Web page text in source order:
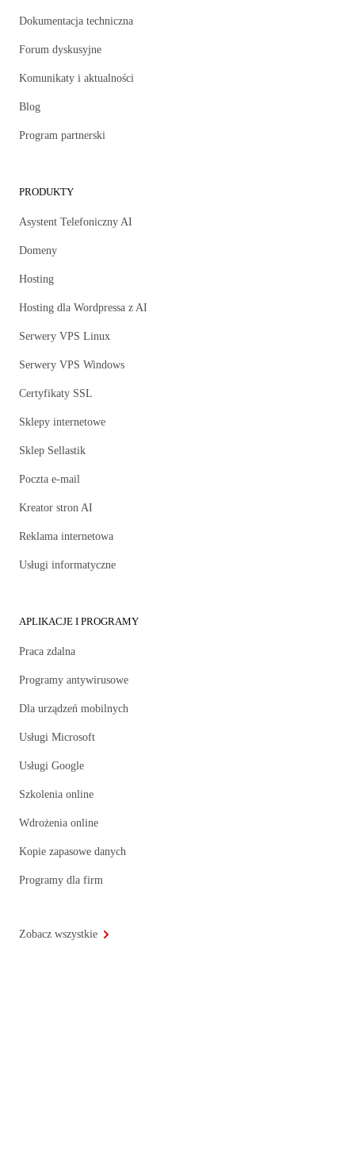
Dokumentacja techniczna
Forum dyskusyjne
Komunikaty i aktualności
Blog
Program partnerski
PRODUKTY
Asystent Telefoniczny AI
Domeny
Hosting
Hosting dla Wordpressa z AI
Serwery VPS Linux
Serwery VPS Windows
Certyfikaty SSL
Sklepy internetowe
Sklep Sellastik
Poczta e-mail
Kreator stron AI
Reklama internetowa
Usługi informatyczne
APLIKACJE I PROGRAMY
Praca zdalna
Programy antywirusowe
Dla urządzeń mobilnych
Usługi Microsoft
Usługi Google
Szkolenia online
Wdrożenia online
Kopie zapasowe danych
Programy dla firm
Zobacz wszystkie